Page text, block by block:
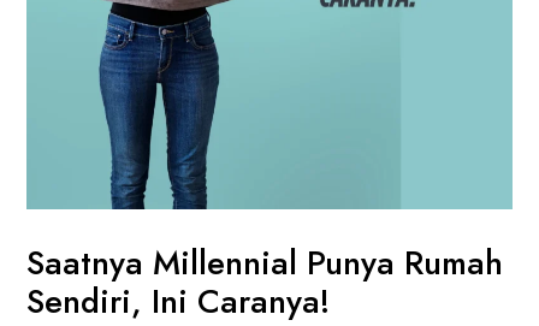
Saatnya Millennial Punya Rumah
Sendiri, Ini Caranya!